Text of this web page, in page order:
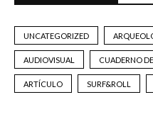
UNCATEGORIZED
AUDIOVISUAL CUADERNO
ARTÍCULO SURF&ROLL